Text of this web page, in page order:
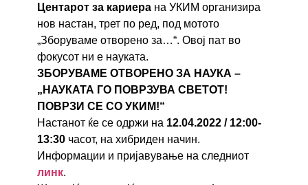
Центарот за кариера на УКИМ организира
нов настан, трет по ред, под мотото
„Зборуваме отворено за…“. Овој пат во
фокусот ни е науката.
ЗБОРУВАМЕ ОТВОРЕНО ЗА НАУКА –
„НАУКАТА ГО ПОВРЗУВА СВЕТОТ!
ПОВРЗИ СЕ СО УКИМ!“
Настанот ќе се одржи на 12.04.2022 / 12:00-
13:30 часот, на хибриден начин.
Информации и пријавување на следниот
линк.